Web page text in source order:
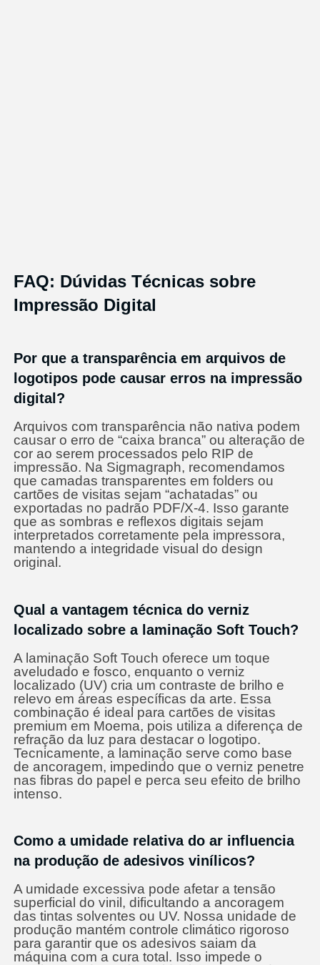
FAQ: Dúvidas Técnicas sobre
Impressão Digital
Por que a transparência em arquivos de
logotipos pode causar erros na impressão
digital?
Arquivos com transparência não nativa podem
causar o erro de “caixa branca” ou alteração de
cor ao serem processados pelo RIP de
impressão. Na Sigmagraph, recomendamos
que camadas transparentes em folders ou
cartões de visitas sejam “achatadas” ou
exportadas no padrão PDF/X-4. Isso garante
que as sombras e reflexos digitais sejam
interpretados corretamente pela impressora,
mantendo a integridade visual do design
original.
Qual a vantagem técnica do verniz
localizado sobre a laminação Soft Touch?
A laminação Soft Touch oferece um toque
aveludado e fosco, enquanto o verniz
localizado (UV) cria um contraste de brilho e
relevo em áreas específicas da arte. Essa
combinação é ideal para cartões de visitas
premium em Moema, pois utiliza a diferença de
refração da luz para destacar o logotipo.
Tecnicamente, a laminação serve como base
de ancoragem, impedindo que o verniz penetre
nas fibras do papel e perca seu efeito de brilho
intenso.
Como a umidade relativa do ar influencia
na produção de adesivos vinílicos?
A umidade excessiva pode afetar a tensão
superficial do vinil, dificultando a ancoragem
das tintas solventes ou UV. Nossa unidade de
produção mantém controle climático rigoroso
para garantir que os adesivos saiam da
máquina com a cura total. Isso impede o